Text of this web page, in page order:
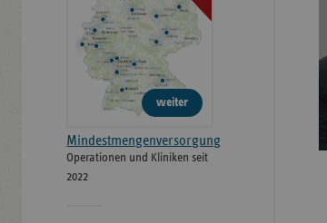
weiter
Mindestmengenversorgung
Operationen und Kliniken seit
2022